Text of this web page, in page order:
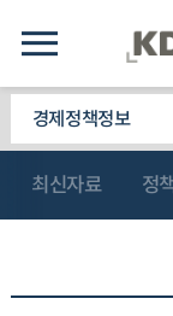
경제정책정보
최신자료 정